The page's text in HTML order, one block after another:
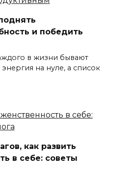
и победить
в жизни бывают
на нуле, а список
как развить
в себе: советы